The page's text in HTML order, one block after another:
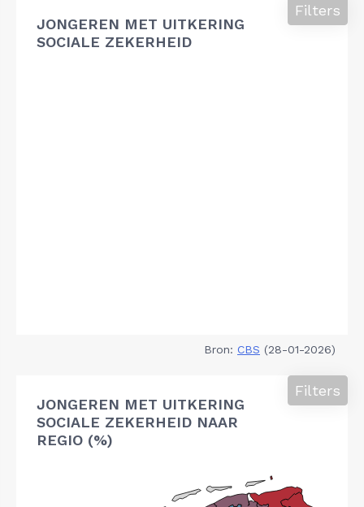
JONGEREN MET UITKERING
SOCIALE ZEKERHEID
Filters
Bron: CBS (28-01-2026)
JONGEREN MET UITKERING
SOCIALE ZEKERHEID NAAR
REGIO (%)
Filters